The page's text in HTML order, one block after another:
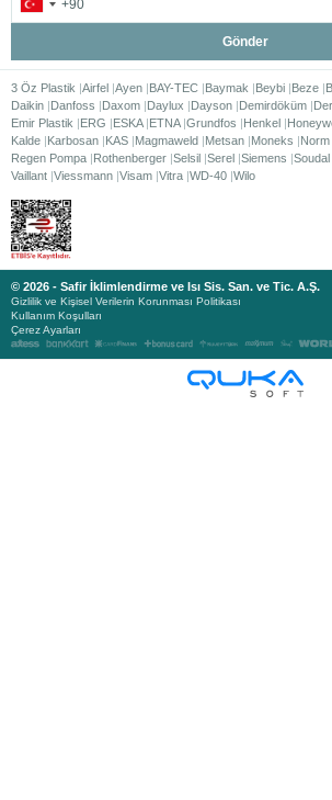
Gönder
3 Öz Plastik Airfel Ayen BAY-TEC Baymak Beybi Beze
Daikin Danfoss Daxom Daylux Dayson Demirdöküm
Emir Plastik
ERG ESKA ETNA Grundfos Henkel
Kalde Karbosan KAS Magmaweld Metsan Moneks Norm
Regen Pompa Rothenberger Selsil Serel Siemens Soudal
Vaillant Viessmann Visam Vitra WD-40 Wilo
© 2026 - Safir İklimlendirme ve Isı Sis. San. ve Tic. A.Ş.
Gizlilik ve Kişisel Verilerin Korunması Politikası
Kullanım Koşulları
Çerez Ayarları